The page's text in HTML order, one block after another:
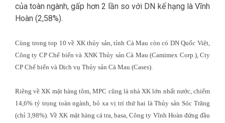
của toàn ngành, gấp hơn 2 lần so với DN kế hạng là Vĩnh
Hoàn (2,58%).
Cùng trong top 10 về XK thủy sản, tỉnh Cà Mau còn có DN Quốc Việt,
Công ty CP Chế biến và XNK Thủy sản Cà Mau (Camimex Corp.), Cty
CP Chế biến và Dịch vụ Thủy sản Cà Mau (Cases).
Riêng về XK mặt hàng tôm, MPC cũng là nhà XK lớn nhất nước, chiếm
14,6% tỷ trọng toàn ngành, bỏ xa vị trí thứ hai là Thủy sản Sóc Trăng
(chỉ 3,98%). Về XK mặt hàng cá tra, basa, Công ty Vĩnh Hoàn đứng đầu